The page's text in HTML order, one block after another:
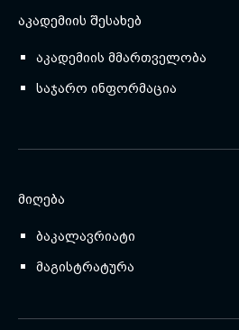
ᲐᲙᲐᲓᲔᲛᲘᲘᲡ ᲨᲔᲡᲐᲮᲔᲑ
აკადემიის მმართველობა
საჯარო ინფორმაცია
ᲛᲘᲦᲔᲑᲐ
ბაკალავრიატი
მაგისტრატურა